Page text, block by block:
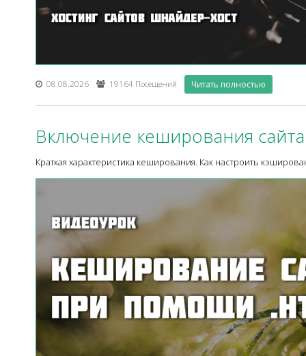
08.08.2026 19164 Посещений Читать полностью
Включение кеширования
Краткая характеристика кеширования. Как настроить